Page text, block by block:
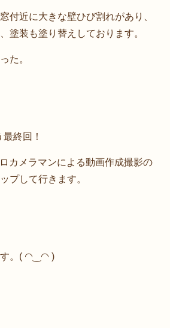
付近に大きな壁ひび割れがあり、
塗装も塗り替えしております。
た。
終回！
カメラマンによる動画作成撮影の
プして行きます。
す。( ◠‿◠ )